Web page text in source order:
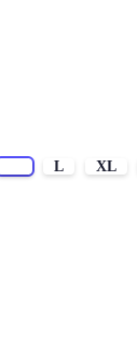
L XL